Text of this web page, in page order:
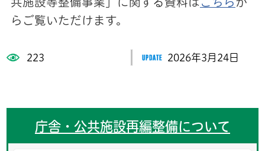
らご覧いただけます。
223 2026年3月24日
庁舎・公共施設再編整備について